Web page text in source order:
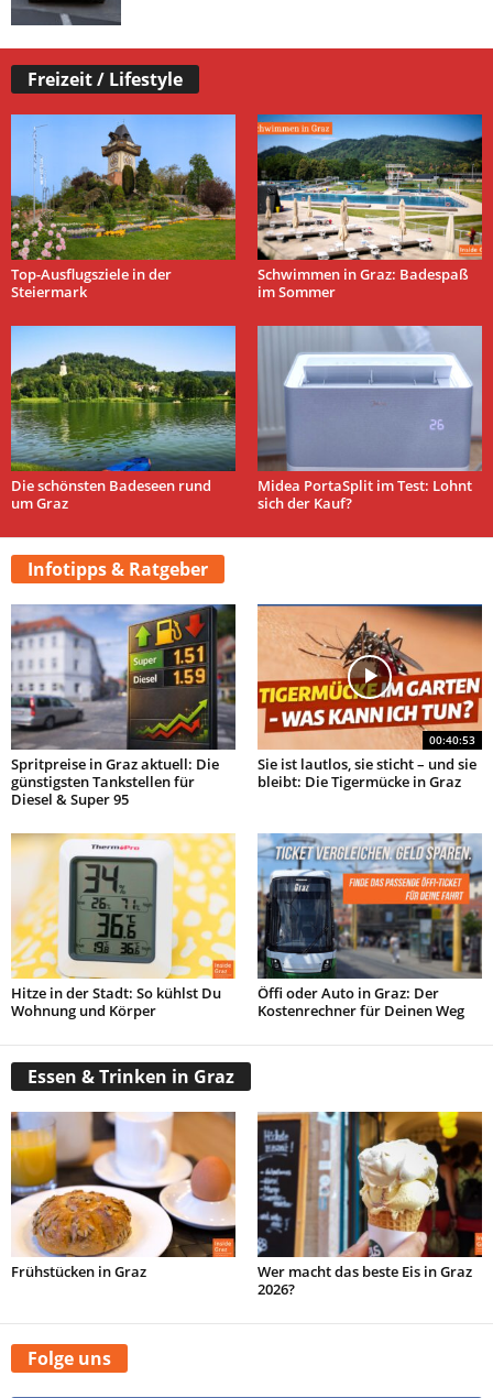
Freizeit / Lifestyle
Top-Ausflugsziele in der
Steiermark
Schwimmen in Graz: Badespaß
im Sommer
Die schönsten Badeseen rund
um Graz
Midea PortaSplit im Test: Lohnt
sich der Kauf?
Infotipps & Ratgeber
Spritpreise in Graz aktuell: Die
günstigsten Tankstellen für
Diesel & Super 95
00:40:53
Sie ist lautlos, sie sticht – und sie
bleibt: Die Tigermücke in Graz
Hitze in der Stadt: So kühlst Du
Wohnung und Körper
Öffi oder Auto in Graz: Der
Kostenrechner für Deinen Weg
Essen & Trinken in Graz
Frühstücken in Graz
Wer macht das beste Eis in Graz
2026?
Folge uns